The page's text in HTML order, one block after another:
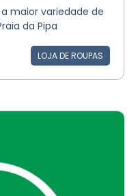
maior variedade de
da Pipa
LOJA DE ROUPAS